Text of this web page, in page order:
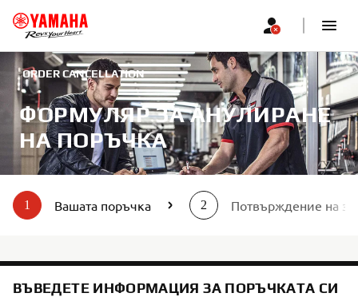
ORDER CANCELLATION
ФОРМУЛЯР ЗА АНУЛИРАНЕ
НА ПОРЪЧКА
1 Вашата поръчка 2 Потвърждение на
ВЪВЕДЕТЕ ИНФОРМАЦИЯ ЗА ПОРЪЧКАТА СИ